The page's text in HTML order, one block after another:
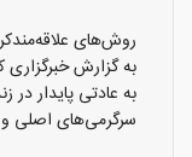
روش‌های
به گزارش خبرگزاری
به عادتی پایدار
سرگرمی‌های اصلی